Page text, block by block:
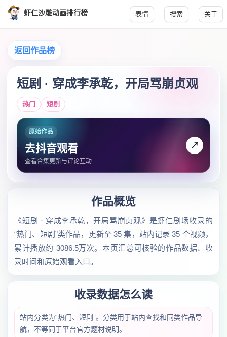
虾仁沙雕动画排行榜 表情 搜索 关于
返回作品榜
短剧 · 穿成李承乾，开局骂崩贞观
热门 短剧
原始作品
去抖音观看
查看合集更新与评论互动
↗
作品概览
《短剧 · 穿成李承乾，开局骂崩贞观》是虾仁剧场收录的
“热门、短剧”类作品，更新至 35 集，站内记录 35 个视频，
累计播放约 3086.5万次。本页汇总可核验的作品数据、收
录时间和原始观看入口。
收录数据怎么读
站内分类为“热门、短剧”。分类用于站内查找和同类作品导
航，不等同于平台官方题材说明。